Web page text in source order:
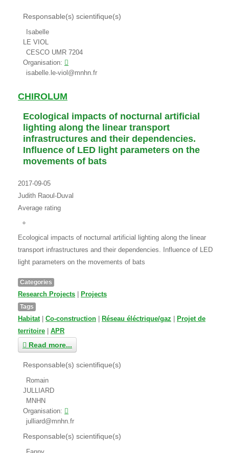
Responsable(s) scientifique(s)
Isabelle
LE VIOL
CESCO UMR 7204
Organisation:
isabelle.le-viol@mnhn.fr
CHIROLUM
Ecological impacts of nocturnal artificial
lighting along the linear transport
infrastructures and their dependencies.
Influence of LED light parameters on the
movements of bats
2017-09-05
Judith Raoul-Duval
Average rating
Ecological impacts of nocturnal artificial lighting along the linear
transport infrastructures and their dependencies. Influence of LED
light parameters on the movements of bats
Categories
Research Projects Projects
Tags
Habitat| Co-construction Réseau éléctrique/gaz
Projet de
territoire
APR
Read more...
Responsable(s) scientifique(s)
Romain
JULLIARD
MNHN
Organisation:
julliard@mnhn.fr
Responsable(s) scientifique(s)